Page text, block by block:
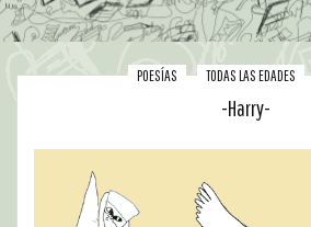
POESÍAS TODAS LAS EDADES
-Harry-